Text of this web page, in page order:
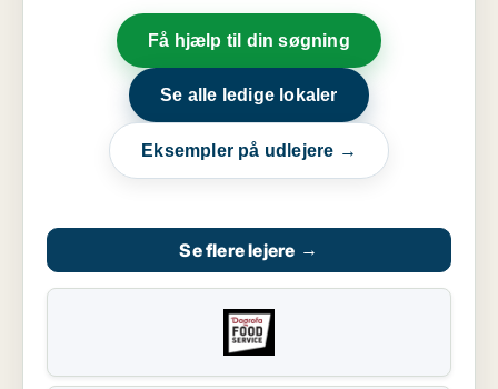
Få hjælp til din søgning
Se alle ledige lokaler
Eksempler på udlejere →
Se flere lejere →